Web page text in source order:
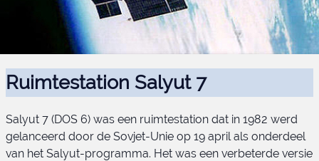
Ruimtestation Salyut 7
Salyut 7 (DOS 6) was een ruimtestation dat in 1982 werd
gelanceerd door de Sovjet-Unie op 19 april als onderdeel
van het Salyut-programma. Het was een verbeterde versie